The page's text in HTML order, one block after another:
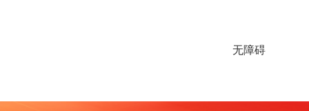
无障碍